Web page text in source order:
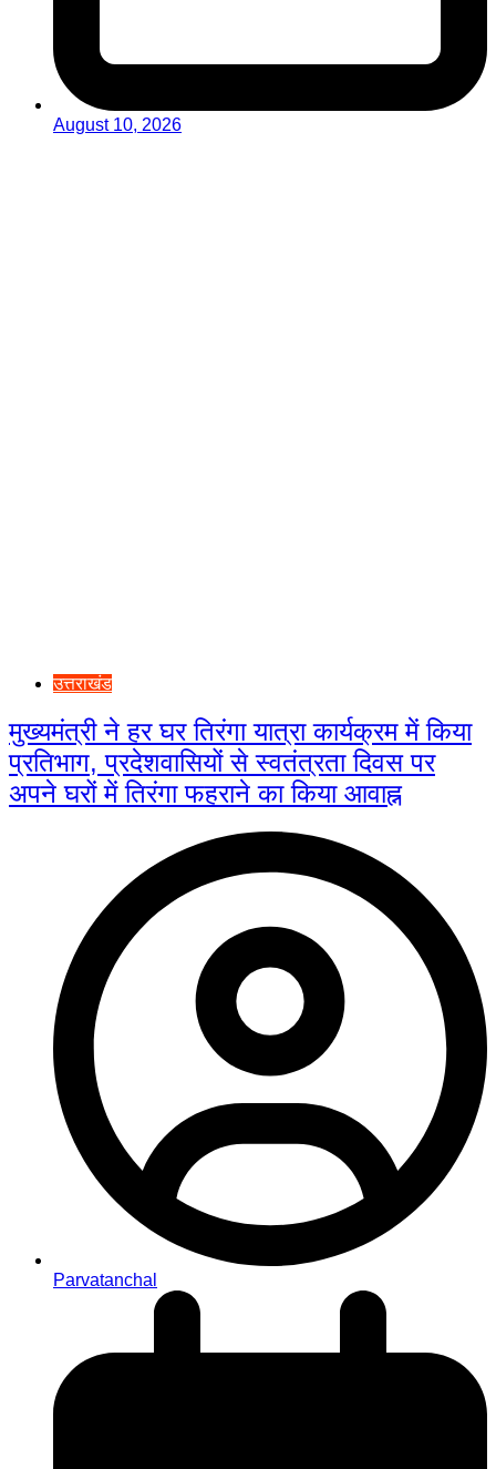
August 10, 2026
उत्तराखंड
मुख्यमंत्री ने हर घर तिरंगा यात्रा कार्यक्रम में किया
प्रतिभाग, प्रदेशवासियों से स्वतंत्रता दिवस पर
अपने घरों में तिरंगा फहराने का किया आवाह्न
Parvatanchal